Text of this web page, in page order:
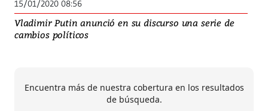
15/01/2020 08:56
Vladimir Putin anunció en su discurso una serie de
cambios políticos
Encuentra más de nuestra cobertura en los resultados
de búsqueda.